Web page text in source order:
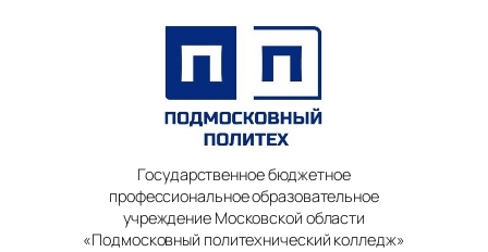
Государственное бюджетное
профессиональное образовательное
учреждение Московской области
«Подмосковный политехнический колледж»